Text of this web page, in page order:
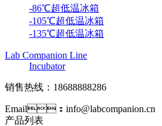
-86℃超低温冰箱
-105℃超低温冰箱
-135℃超低温冰箱
Lab Companion Line
Incubator
销售热线：18688888286
Email：info@labcompanion.cn
产品列表